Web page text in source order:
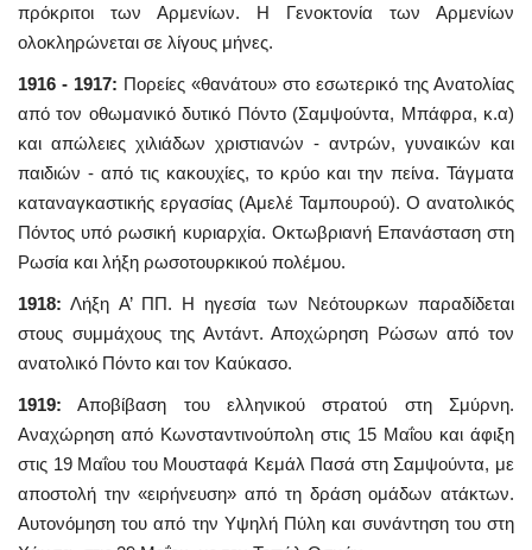
πρόκριτοι των Αρμενίων. Η Γενοκτονία των Αρμενίων
ολοκληρώνεται σε λίγους μήνες.
1916 - 1917: Πορείες «θανάτου» στο εσωτερικό της Ανατολίας
από τον οθωμανικό δυτικό Πόντο (Σαμψούντα, Μπάφρα, κ.α)
και απώλειες χιλιάδων χριστιανών - αντρών, γυναικών και
παιδιών - από τις κακουχίες, το κρύο και την πείνα. Τάγματα
καταναγκαστικής εργασίας (Αμελέ Ταμπουρού). Ο ανατολικός
Πόντος υπό ρωσική κυριαρχία. Οκτωβριανή Επανάσταση στη
Ρωσία και λήξη ρωσοτουρκικού πολέμου.
1918: Λήξη Α’ ΠΠ. Η ηγεσία των Νεότουρκων παραδίδεται
στους συμμάχους της Αντάντ. Αποχώρηση Ρώσων από τον
ανατολικό Πόντο και τον Καύκασο.
1919: Αποβίβαση του ελληνικού στρατού στη Σμύρνη.
Αναχώρηση από Κωνσταντινούπολη στις 15 Μαΐου και άφιξη
στις 19 Μαΐου του Μουσταφά Κεμάλ Πασά στη Σαμψούντα, με
αποστολή την «ειρήνευση» από τη δράση ομάδων ατάκτων.
Αυτονόμηση του από την Υψηλή Πύλη και συνάντηση του στη